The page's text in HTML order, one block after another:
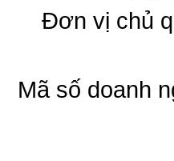
Đơn vị chủ
Mã số doanh